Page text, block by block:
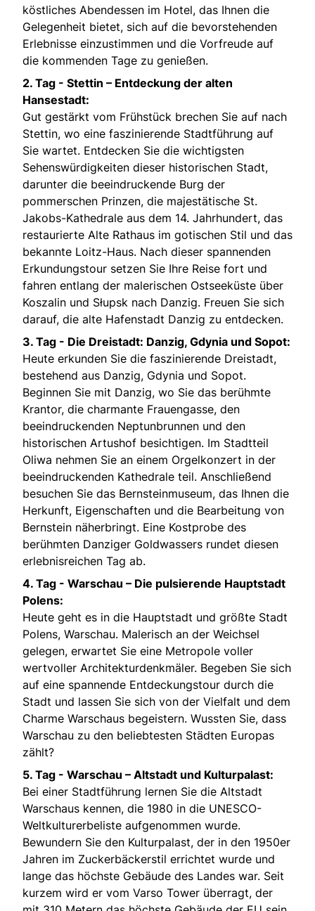
köstliches Abendessen im Hotel, das Ihnen die
Gelegenheit bietet, sich auf die bevorstehenden
Erlebnisse einzustimmen und die Vorfreude auf
die kommenden Tage zu genießen.
2. Tag - Stettin – Entdeckung der alten
Hansestadt:
Gut gestärkt vom Frühstück brechen Sie auf nach
Stettin, wo eine faszinierende Stadtführung auf
Sie wartet. Entdecken Sie die wichtigsten
Sehenswürdigkeiten dieser historischen Stadt,
darunter die beeindruckende Burg der
pommerschen Prinzen, die majestätische St.
Jakobs-Kathedrale aus dem 14. Jahrhundert, das
restaurierte Alte Rathaus im gotischen Stil und das
bekannte Loitz-Haus. Nach dieser spannenden
Erkundungstour setzen Sie Ihre Reise fort und
fahren entlang der malerischen Ostseeküste über
Koszalin und Słupsk nach Danzig. Freuen Sie sich
darauf, die alte Hafenstadt Danzig zu entdecken.
3. Tag - Die Dreistadt: Danzig, Gdynia und Sopot:
Heute erkunden Sie die faszinierende Dreistadt,
bestehend aus Danzig, Gdynia und Sopot.
Beginnen Sie mit Danzig, wo Sie das berühmte
Krantor, die charmante Frauengasse, den
beeindruckenden Neptunbrunnen und den
historischen Artushof besichtigen. Im Stadtteil
Oliwa nehmen Sie an einem Orgelkonzert in der
beeindruckenden Kathedrale teil. Anschließend
besuchen Sie das Bernsteinmuseum, das Ihnen die
Herkunft, Eigenschaften und die Bearbeitung von
Bernstein näherbringt. Eine Kostprobe des
berühmten Danziger Goldwassers rundet diesen
erlebnisreichen Tag ab.
4. Tag - Warschau – Die pulsierende Hauptstadt
Polens:
Heute geht es in die Hauptstadt und größte Stadt
Polens, Warschau. Malerisch an der Weichsel
gelegen, erwartet Sie eine Metropole voller
wertvoller Architekturdenkmäler. Begeben Sie sich
auf eine spannende Entdeckungstour durch die
Stadt und lassen Sie sich von der Vielfalt und dem
Charme Warschaus begeistern. Wussten Sie, dass
Warschau zu den beliebtesten Städten Europas
zählt?
5. Tag - Warschau – Altstadt und Kulturpalast:
Bei einer Stadtführung lernen Sie die Altstadt
Warschaus kennen, die 1980 in die UNESCO-
Weltkulturerbeliste aufgenommen wurde.
Bewundern Sie den Kulturpalast, der in den 1950er
Jahren im Zuckerbäckerstil errichtet wurde und
lange das höchste Gebäude des Landes war. Seit
kurzem wird er vom Varso Tower überragt, der